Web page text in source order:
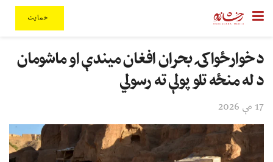
حمایت
د خوارځواکۍ بحران افغان میندې او ماشومان
د له منځه تلو پولې ته رسولي
17 مې 2026